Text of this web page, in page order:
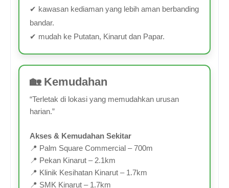
✔ kawasan kediaman yang lebih aman berbanding
bandar.
✔ mudah ke Putatan, Kinarut dan Papar.
🏡 Kemudahan
“Terletak di lokasi yang memudahkan urusan
harian.”
Akses & Kemudahan Sekitar
📍 Palm Square Commercial – 700m
📍 Pekan Kinarut – 2.1km
📍 Klinik Kesihatan Kinarut – 1.7km
📍 SMK Kinarut – 1.7km